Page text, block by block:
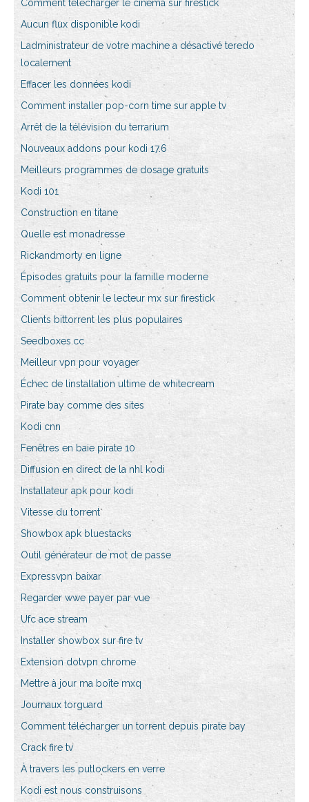
Comment télécharger le cinéma sur firestick
Aucun flux disponible kodi
Ladministrateur de votre machine a désactivé teredo
localement
Effacer les données kodi
Comment installer pop-corn time sur apple tv
Arrêt de la télévision du terrarium
Nouveaux addons pour kodi 17.6
Meilleurs programmes de dosage gratuits
Kodi 101
Construction en titane
Quelle est monadresse
Rickandmorty en ligne
Épisodes gratuits pour la famille moderne
Comment obtenir le lecteur mx sur firestick
Clients bittorrent les plus populaires
Seedboxes.cc
Meilleur vpn pour voyager
Échec de linstallation ultime de whitecream
Pirate bay comme des sites
Kodi cnn
Fenêtres en baie pirate 10
Diffusion en direct de la nhl kodi
Installateur apk pour kodi
Vitesse du torrent
Showbox apk bluestacks
Outil générateur de mot de passe
Expressvpn baixar
Regarder wwe payer par vue
Ufc ace stream
Installer showbox sur fire tv
Extension dotvpn chrome
Mettre à jour ma boîte mxq
Journaux torguard
Comment télécharger un torrent depuis pirate bay
Crack fire tv
À travers les putlockers en verre
Kodi est nous construisons